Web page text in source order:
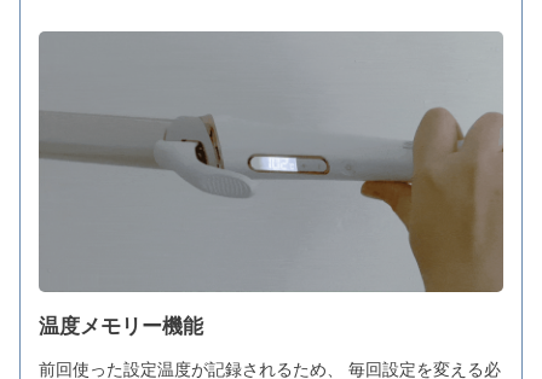
温度メモリー機能
前回使った設定温度が記録されるため、 毎回設定を変える必